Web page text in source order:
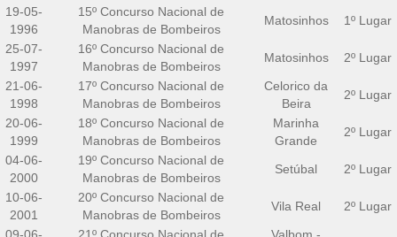
19-05-
1996
15º Concurso Nacional de
Manobras de Bombeiros
Matosinhos
1º Lugar
25-07-
1997
16º Concurso Nacional de
Manobras de Bombeiros
Matosinhos
2º Lugar
21-06-
1998
17º Concurso Nacional de
Manobras de Bombeiros
Celorico da
Beira
2º Lugar
20-06-
1999
18º Concurso Nacional de
Manobras de Bombeiros
Marinha
Grande
2º Lugar
04-06-
2000
19º Concurso Nacional de
Manobras de Bombeiros
Setúbal
2º Lugar
10-06-
2001
20º Concurso Nacional de
Manobras de Bombeiros
Vila Real
2º Lugar